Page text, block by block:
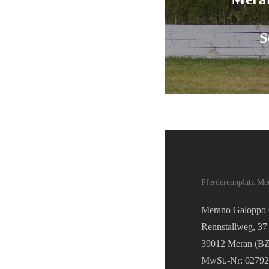
Pferderennplatz
Merano Galoppo
Rennstallweg, 37
39012 Meran
MwSt.-Nr: